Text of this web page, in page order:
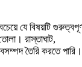
যে বিষয়টি
রাস্তাঘাট,
তৈরি করতে পারি।